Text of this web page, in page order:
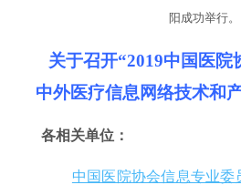
阳成功举行。
关于召开“2019中国医院
中外医疗信息网络技术和
各相关单位：
中国医院协会信息专业委